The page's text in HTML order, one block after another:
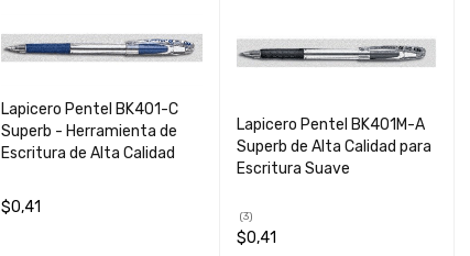
O VIEW
Lapicero Pentel BK401-C
Superb - Herramienta de
Escritura de Alta Calidad
$0,41
Lapicero Pentel BK401M-A
Superb de Alta Calidad para
Escritura Suave
(3)
$0,41